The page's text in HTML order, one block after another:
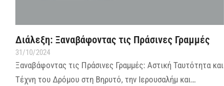
Διάλεξη: Ξαναβάφοντας τις Πράσινες Γραμμές
31/10/2024
Ξαναβάφοντας τις Πράσινες Γραμμές: Αστική Ταυτότητα και
Τέχνη του Δρόμου στη Βηρυτό, την Ιερουσαλήμ και…